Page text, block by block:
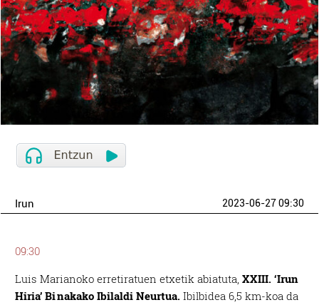
Irun 2023-06-27 09:30
09:30
Luis Marianoko erretiratuen etxetik abiatuta,XXIII. ‘Irun
Hiria’ Binakako Ibilaldi Neurtua. Ibilbidea 6,5 km-koa da